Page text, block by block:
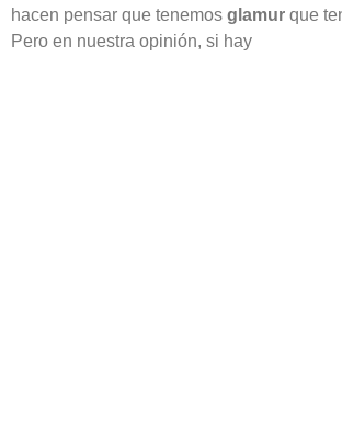
hacen pensar que tenemos glamur que
Pero en nuestra opinión, si hay